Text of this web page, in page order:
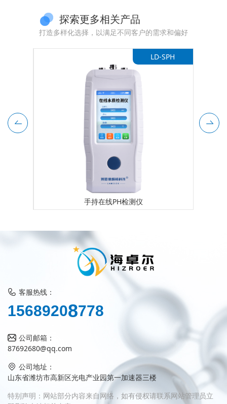
探索更多相关产品
打造多样化选择，以满足不同客户的需求和偏好
手持在线PH检测仪
LD-SPH
客服热线：
15689208778
公司邮箱：
87692680@qq.com
公司地址：
山东省潍坊市高新区光电产业园第一加速器三楼
特别声明：网站部分内容来自网络，如有侵权请联系网站管理员立